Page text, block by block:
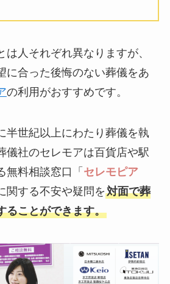
人それぞれ異なりますが、
に合った後悔のない葬儀をあ
の利用がおすすめです。
半世紀以上にわたり葬儀を執
儀社のセレモアは百貨店や駅
無料相談窓口「 セレモピア
関する不安や疑問を対面で葬
ることができます。